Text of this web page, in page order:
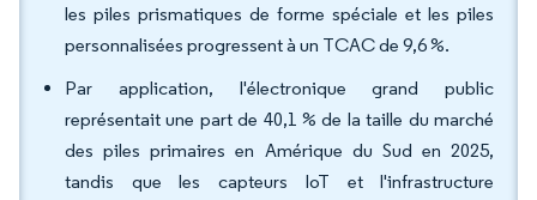
les piles prismatiques de forme spéciale et les piles
personnalisées progressent à un TCAC de 9,6 %.
Par application, l'électronique grand public
représentait une part de 40,1 % de la taille du marché
des piles primaires en Amérique du Sud en 2025,
tandis que les capteurs IoT et l'infrastructure